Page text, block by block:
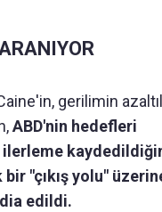
gerilimin
ABD'nin hedefleri
"çıkış yolu"
edildi.